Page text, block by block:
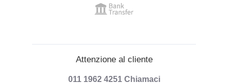
Attenzione al cliente
011 1962 4251 Chiamaci